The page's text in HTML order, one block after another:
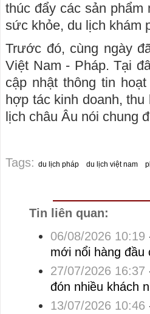
thúc đẩy các sản
sức khỏe, du lịch khám
Trước đó, cùng ngày
Việt Nam - Pháp. Tại
cập nhật thông tin
hợp tác kinh doanh,
lịch châu Âu nói chung
Tags: du lịch pháp du lịch việt nam
Tin liên quan:
06/08/2026 10:19
mới nổi hàng đầu
27/07/2026 16:37
đón nhiều khách
13/07/2026 10:46